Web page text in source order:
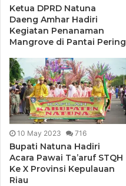
Ketua DPRD Natuna
Daeng Amhar Hadiri
Kegiatan Penanaman
Mangrove di Pantai Pering
10 May 2023 716
Bupati Natuna Hadiri
Acara Pawai Ta’aruf STQH
Ke X Provinsi Kepulauan
Riau